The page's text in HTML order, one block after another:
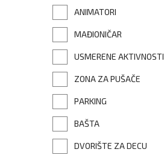
ANIMATORI
MAĐIONIČAR
USMERENE AKTIVNOSTI
ZONA ZA PUŠAČE
PARKING
BAŠTA
DVORIŠTE ZA DECU